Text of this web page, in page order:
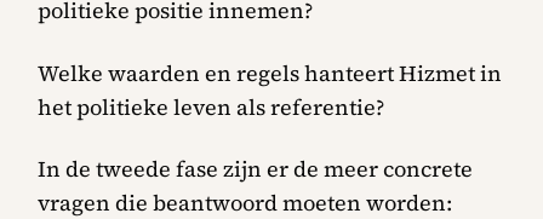
politieke positie innemen?
Welke waarden en regels hanteert Hizmet in
het politieke leven als referentie?
In de tweede fase zijn er de meer concrete
vragen die beantwoord moeten worden: